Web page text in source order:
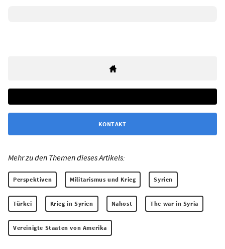
KONTAKT
Mehr zu den Themen dieses Artikels:
Perspektiven Militarismus und Krieg Syrien
Türkei Krieg in Syrien Nahost The war in Syria
Vereinigte Staaten von Amerika